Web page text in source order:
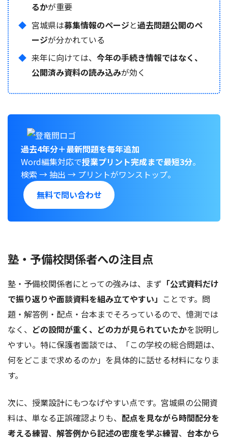
るかが重要
宮城県は募集情報のページと過去問題公開のペ
ージが分かれている
来年に向けては、 今年の手続き情報ではなく、
公開済み資料の読み込みが効く
過去4年分＋最新問題を毎年追加
Word編集対応で授業プリント完成まで最短3分。
検索 → 抽出 → プリントがワンストップ。
無料で問い合わせ
塾・予備校関係者への注目点
塾・予備校関係者にとっての強みは、まず 「公式資料だけ
で振り返りや面談資料を組み立てやすい」 ことです。問
題・解答例・配点・台本までそろっているので、憶測では
なく、 どの設問が重く、どの力が見られていたかを説明し
やすい。特に保護者面談では、「この学校の総合問題は、
何をどこまで求めるのか」を具体的に話せる材料になりま
す。
次に、授業設計にもつなげやすい点です。宮城県の公開資
料は、単なる正誤確認よりも、 配点を見ながら時間配分を
考える練習、 解答例から記述の密度を学ぶ練習、 台本から